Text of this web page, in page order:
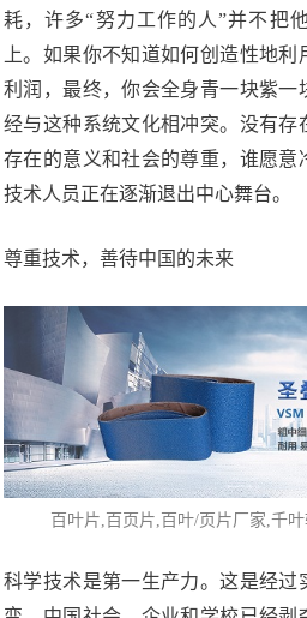
耗，许多“努力工作的人”并不把
上。如果你不知道如何创造性地
利润，最终，你会全身青一块紫一
经与这种系统文化相冲突。没有存
存在的意义和社会的尊重，谁愿意
技术人员正在逐渐退出中心舞台。
尊重技术，善待中国的未来
百叶片, 百页片,百叶/页片厂家,千
科学技术是第一生产力。这是经过